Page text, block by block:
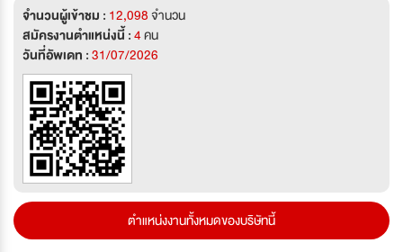
จำนวนผู้เข้าชม : 12,098จำนวน
สมัครงานตำแหน่งนี้ :4คน
วันที่อัพเดท :31/07/2026
ตำแหน่งงานทั้งหมดของบริษัทนี้